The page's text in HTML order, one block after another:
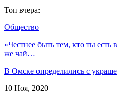
Топ вчера:
Общество
«Честнее быть тем, кто ты
же чай…
В Омске определились с
10 Ноя, 2020